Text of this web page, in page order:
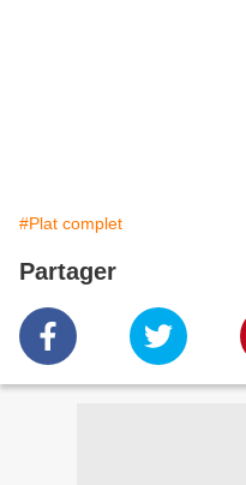
#Plat complet
Partager